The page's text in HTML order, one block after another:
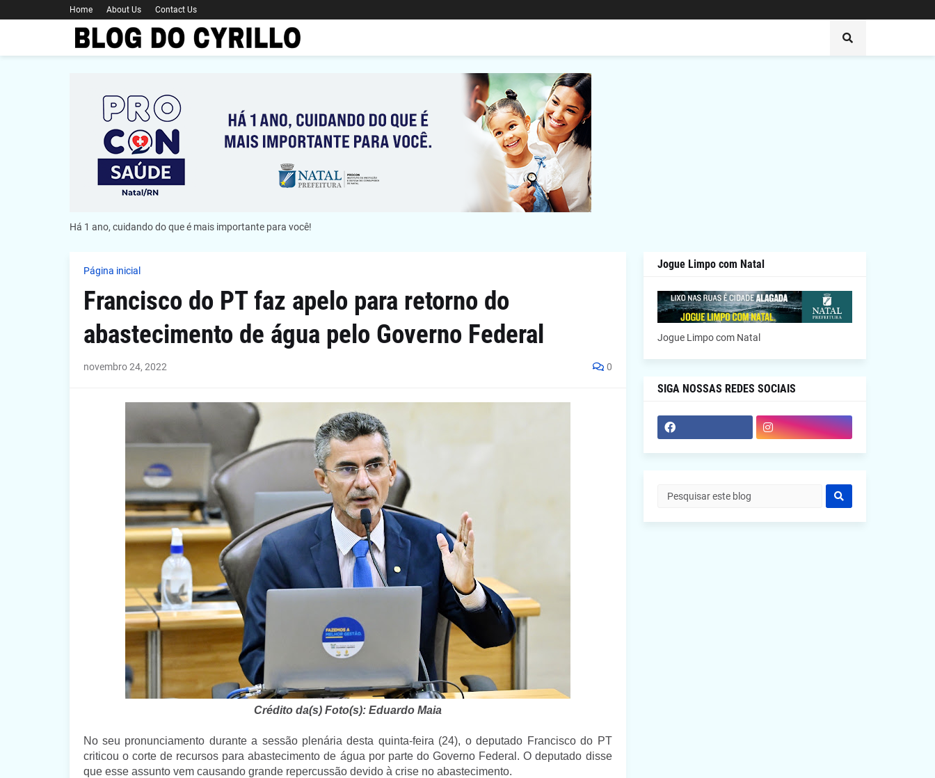
Home About Us Contact Us
Há 1 ano, cuidando do que é mais importante para você!
Página inicial
Francisco do PT faz apelo para retorno do
abastecimento de água pelo Governo Federal
novembro 24, 2022 0
Crédito da(s) Foto(s): Eduardo Maia
No seu pronunciamento durante a sessão plenária desta quinta-feira (24), o deputado Francisco do PT
criticou o corte de recursos para abastecimento de água por parte do Governo Federal. O deputado disse
que esse assunto vem causando grande repercussão devido à crise no abastecimento.
Jogue Limpo com Natal
Jogue Limpo com Natal
SIGA NOSSAS REDES SOCIAIS